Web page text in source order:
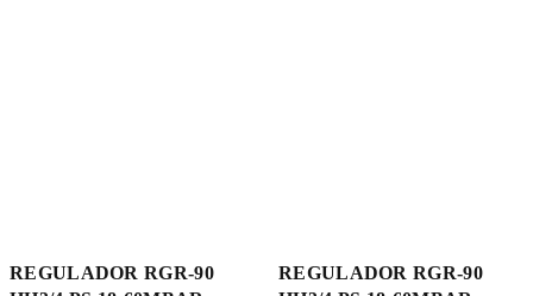
REGULADOR RGR-90
REGULADOR RGR-90